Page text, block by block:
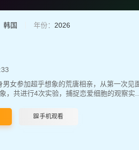
韩国 年份： 2026
男女参加超乎想象的荒唐相亲，从第一次
，共进行4次实验，捕捉恋爱细胞的观察实..
手机观看